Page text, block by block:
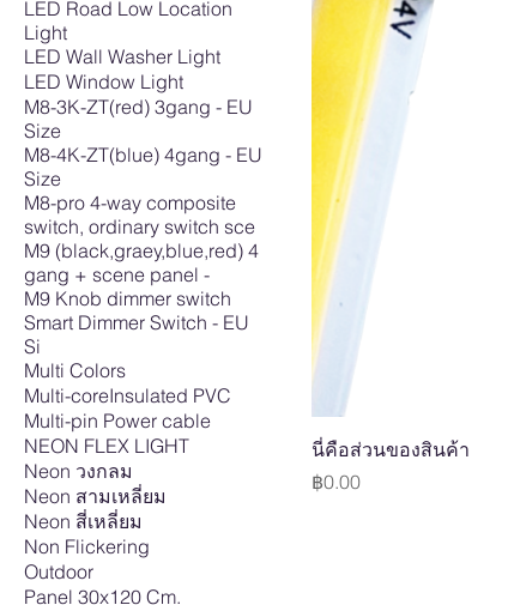
LED Road Low Location
Light
LED Wall Washer Light
LED Window Light
M8-3K-ZT(red) 3gang - EU
Size
M8-4K-ZT(blue) 4gang - EU
Size
M8-pro 4-way composite
switch, ordinary switch sce
M9 (black,graey,blue,red) 4
gang + scene panel -
M9 Knob dimmer switch
Smart Dimmer Switch - EU
Si
Multi Colors
Multi-coreInsulated PVC
Multi-pin Power cable
NEON FLEX LIGHT
Neon วงกลม
Neon สามเหลี่ยม
Neon สี่เหลี่ยม
Non Flickering
Outdoor
Panel 30x120 Cm.
นี่คือส่วนของสินค้า
Price
฿0.00